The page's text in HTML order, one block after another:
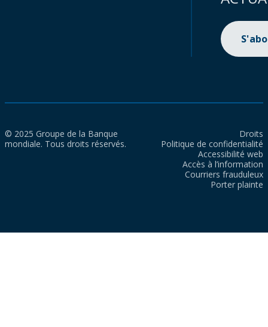
© 2025 Groupe de la Banque
mondiale. Tous droits réservés.
Droits
Politique de confidentialité
Accessibilité web
Accès à l’information
Courriers frauduleux
Porter plainte